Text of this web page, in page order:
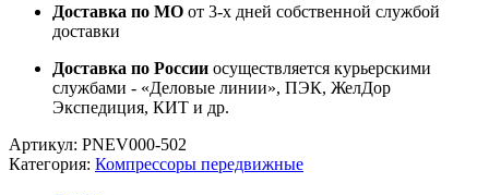
Доставка по МО от 3-х дней собственной службой
доставки
Доставка по России осуществляется курьерскими
службами - «Деловые линии», ПЭК, ЖелДор
Экспедиция, КИТ и др.
Артикул: PNEV000-502
Категория: Компрессоры передвижные